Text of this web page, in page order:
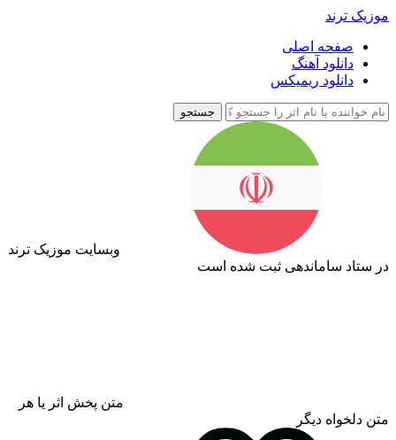
موزیک ترند
صفحه اصلی
دانلود آهنگ
دانلود ریمیکس
جستجو
وبسایت موزیک ترند
در ستاد ساماندهی ثبت شده است
متن پخش اثر یا هر
متن دلخواه دیگر